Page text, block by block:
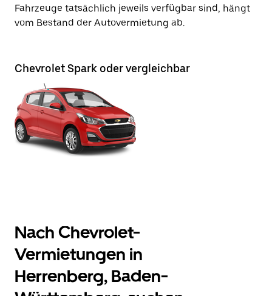
Fahrzeuge tatsächlich jeweils verfügbar sind, hängt
vom Bestand der Autovermietung ab.
Chevrolet Spark oder vergleichbar
Nach Chevrolet-
Vermietungen in
Herrenberg, Baden-